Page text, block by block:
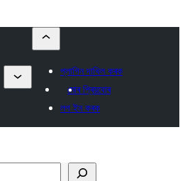
প্লাগিন দাখিল কৰক
মোৰ প্ৰিয়বোৰ
লগ ইন কৰক